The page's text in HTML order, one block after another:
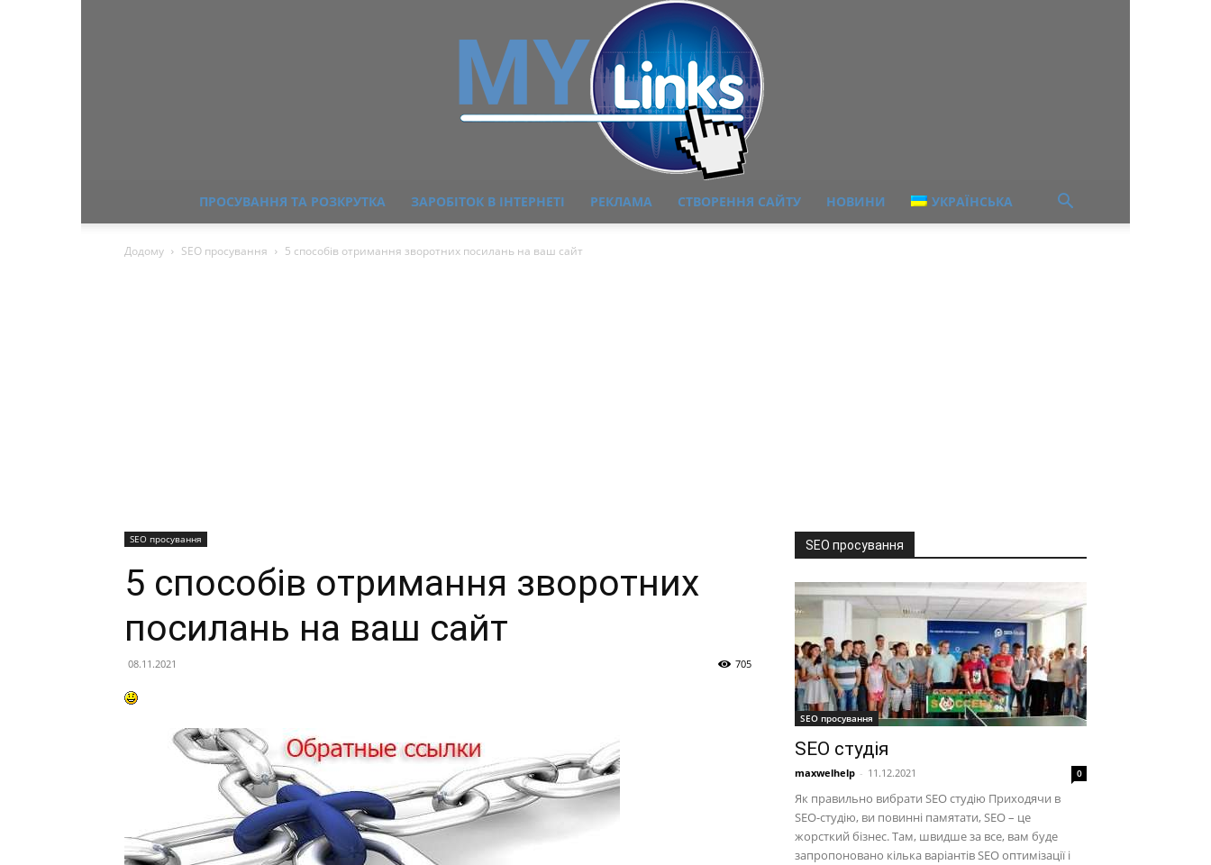
ПРОСУВАННЯ ТА РОЗКРУТКА ЗАРОБІТОК В ІНТЕРНЕТІ РЕКЛАМА СТВОРЕННЯ САЙТУ НОВИНИ УКРАЇНСЬКА
Додому SEO просування 5 способів отримання зворотних посилань на ваш сайт
SEO просування
5 способів отримання зворотних
посилань на ваш сайт
08.11.2021 705
SEO просування
SEO просування
SEO студія
maxwelhelp - 11.12.2021 0
Як правильно вибрати SEO студію Приходячи в
SEO-студію, ви повинні памятати, SEO – це
жорсткий бізнес. Там, швидше за все, вам буде
запропоновано кілька варіантів SEO оптимізації і